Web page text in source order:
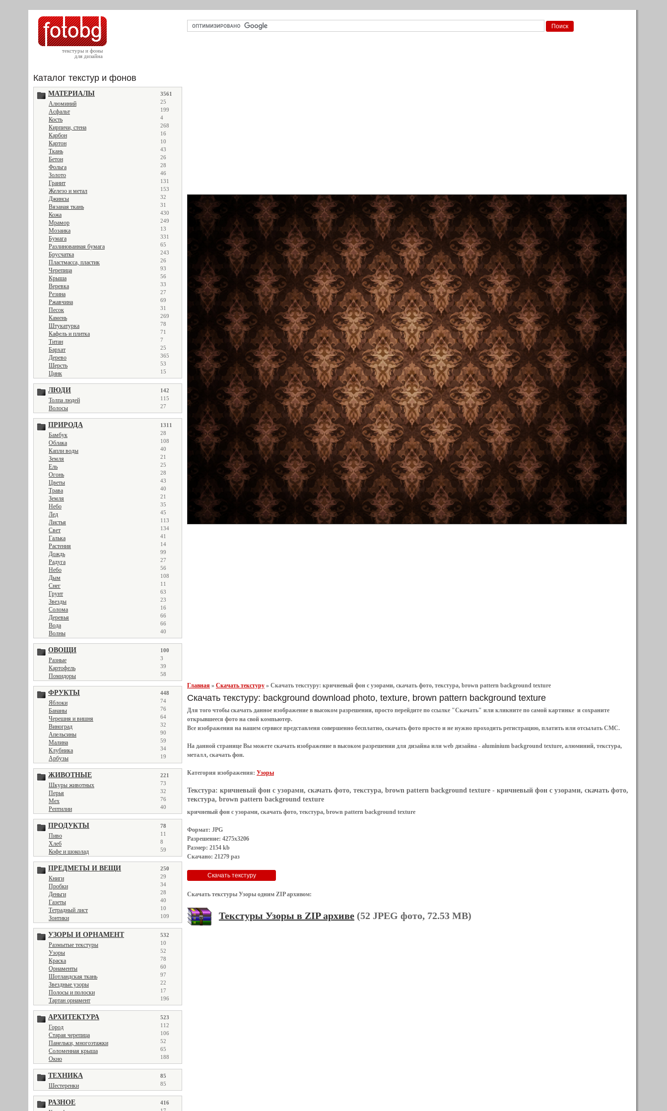
текстуры и фоны
для дизайна
Каталог текстур и фонов
МАТЕРИАЛЫ 3561
Алюминий 25
Асфальт 199
Кость 4
Кирпичи, стена 268
Карбон 16
Картон 10
Ткань 43
Бетон 26
Фольга 28
Золото 46
Гранит 131
Железо и метал 153
Джинсы 32
Вязаная ткань 31
Кожа 430
Мрамор 249
Мозаика 13
Бумага 331
Разлинованная бумага 65
Брусчатка 243
Пластмасса, пластик 26
Черепица 93
Крыша 56
Веревка 33
Резина 27
Ржавчина 69
Песок 31
Камень 269
Штукатурка 78
Кафель и плитка 71
Титан 7
Бархат 25
Дерево 365
Шерсть 53
Цинк 15
ЛЮДИ 142
Толпа людей 115
Волосы 27
ПРИРОДА 1311
Бамбук 28
Облака 108
Капли воды 40
Земля 21
Ель 25
Огонь 28
Цветы 43
Трава 40
Земля 21
Небо 35
Лед 45
Листья 113
Свет 134
Галька 41
Растения 14
Дождь 99
Радуга 27
Небо 56
Дым 108
Снег 11
Грунт 63
Звезды 23
Солома 16
Деревья 66
Вода 66
Волны 40
ОВОЩИ 100
Разные 3
Картофель 39
Помидоры 58
ФРУКТЫ 448
Яблоки 74
Бананы 76
Черешня и вишня 64
Виноград 32
Апельсины 90
Малина 59
Клубника 34
Арбузы 19
ЖИВОТНЫЕ 221
Шкуры животных 73
Перья 32
Мех 76
Рептилии 40
ПРОДУКТЫ 78
Пиво 11
Хлеб 8
Кофе и шоколад 59
ПРЕДМЕТЫ И ВЕЩИ 250
Книги 29
Пробки 34
Деньги 28
Газеты 40
Тетрадный лист 10
Зонтики 109
УЗОРЫ И ОРНАМЕНТ 532
Размытые текстуры 10
Узоры 52
Краска 78
Орнаменты 60
Шотландская ткань 97
Звездные узоры 22
Полосы и полоски 17
Тартан орнамент 196
АРХИТЕКТУРА 523
Город 112
Старая черепица 106
Панельки, многоэтажки 52
Соломенная крыша 65
Окно 188
ТЕХНИКА 85
Шестеренки 85
РАЗНОЕ 416
Главная » Скачать текстуру » Скачать текстуру: кричневый фон с узорами, скачать фото, текстура, brown pattern background texture
Скачать текстуру: background download photo, texture, brown pattern background texture
Для того чтобы скачать данное изображение в высоком разрешении, просто перейдите по ссылке "Скачать" или кликните по самой картинке и сохраните
открывшееся фото на свой компьютер.
Все изображения на нашем сервисе представленя совершенно бесплатно, скачать фото просто и не нужно проходить регистрацию, платить или отсылать СМС.
На данной странице Вы можете скачать изображение в высоком разрешении для дизайна или web дизайна - aluminium background texture, алюминий, текстура,
металл, скачать фон.
Категория изображения: Узоры
Текстура: кричневый фон с узорами, скачать фото, текстура, brown pattern background texture - кричневый фон с узорами, скачать фото,
текстура, brown pattern background texture
кричневый фон с узорами, скачать фото, текстура, brown pattern background texture
Формат: JPG
Разрешение: 4275x3206
Размер: 2154 kb
Скачано: 21279 раз
Скачать текстуры Узоры одним ZIP архивом:
Текстуры Узоры в ZIP архиве (52 JPEG фото, 72.53 MB)